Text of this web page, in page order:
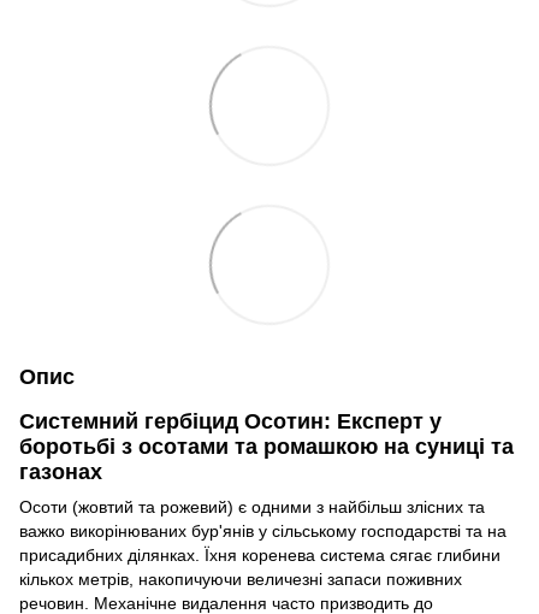
Опис
Системний гербіцид Осотин: Експерт у
боротьбі з осотами та ромашкою на суниці та
газонах
Осоти (жовтий та рожевий) є одними з найбільш злісних та
важко викорінюваних бур'янів у сільському господарстві та на
присадибних ділянках. Їхня коренева система сягає глибини
кількох метрів, накопичуючи величезні запаси поживних
речовин. Механічне видалення часто призводить до